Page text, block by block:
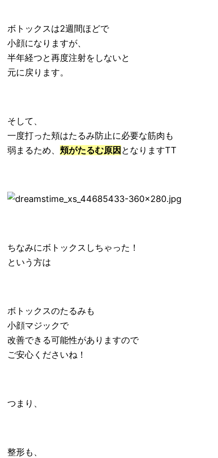
ボトックスは2週間ほどで
小顔になりますが、
半年経つと再度注射をしないと
元に戻ります。
そして、
一度打った頬はたるみ防止に必要な筋肉も
弱まるため、 頬がたるむ原因 となりますTT
ちなみにボトックスしちゃった！
という方は
ボトックスのたるみも
小顔マジックで
改善できる可能性がありますので
ご安心くださいね！
つまり、
整形も、